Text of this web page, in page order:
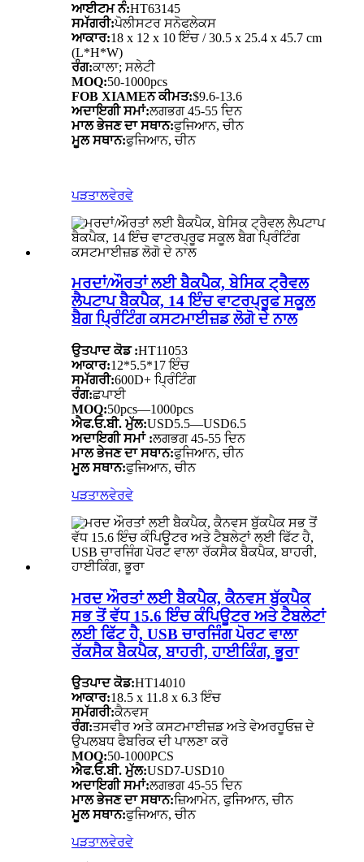
ਆਈਟਮ ਨੰ:HT63145
ਸਮੱਗਰੀ:ਪੋਲੀਸਟਰ ਸਨੋਫਲੇਕਸ
ਆਕਾਰ:18 x 12 x 10 ਇੰਚ / 30.5 x 25.4 x 45.7 cm
(L*H*W)
ਰੰਗ:ਕਾਲਾ; ਸਲੇਟੀ
MOQ:50-1000pcs
FOB XIAMEਨ ਕੀਮਤ:$9.6-13.6
ਅਦਾਇਗੀ ਸਮਾਂ:ਲਗਭਗ 45-55 ਦਿਨ
ਮਾਲ ਭੇਜਣ ਦਾ ਸਥਾਨ:ਫੁਜਿਆਨ, ਚੀਨ
ਮੂਲ ਸਥਾਨ:ਫੁਜਿਆਨ, ਚੀਨ
ਪੜਤਾਲਵੇਰਵੇ
ਮਰਦਾਂ/ਔਰਤਾਂ ਲਈ ਬੈਕਪੈਕ, ਬੇਸਿਕ ਟ੍ਰੈਵਲ
ਲੈਪਟਾਪ ਬੈਕਪੈਕ, 14 ਇੰਚ ਵਾਟਰਪ੍ਰੂਫ ਸਕੂਲ
ਬੈਗ ਪ੍ਰਿੰਟਿੰਗ ਕਸਟਮਾਈਜ਼ਡ ਲੋਗੋ ਦੇ ਨਾਲ
ਉਤਪਾਦ ਕੋਡ :HT11053
ਆਕਾਰ:12*5.5*17 ਇੰਚ
ਸਮੱਗਰੀ:600D+ ਪ੍ਰਿੰਟਿੰਗ
ਰੰਗ:ਛਪਾਈ
MOQ:50pcs—1000pcs
ਐਫ.ਓ.ਬੀ. ਮੁੱਲ:USD5.5—USD6.5
ਅਦਾਇਗੀ ਸਮਾਂ :ਲਗਭਗ 45-55 ਦਿਨ
ਮਾਲ ਭੇਜਣ ਦਾ ਸਥਾਨ:ਫੁਜਿਆਨ, ਚੀਨ
ਮੂਲ ਸਥਾਨ:ਫੁਜਿਆਨ, ਚੀਨ
ਪੜਤਾਲਵੇਰਵੇ
ਮਰਦ ਔਰਤਾਂ ਲਈ ਬੈਕਪੈਕ, ਕੈਨਵਸ ਬੁੱਕਪੈਕ
ਸਭ ਤੋਂ ਵੱਧ 15.6 ਇੰਚ ਕੰਪਿਊਟਰ ਅਤੇ ਟੈਬਲੇਟਾਂ
ਲਈ ਫਿੱਟ ਹੈ, USB ਚਾਰਜਿੰਗ ਪੋਰਟ ਵਾਲਾ
ਰੱਕਸੈਕ ਬੈਕਪੈਕ, ਬਾਹਰੀ, ਹਾਈਕਿੰਗ, ਭੂਰਾ
ਉਤਪਾਦ ਕੋਡ:HT14010
ਆਕਾਰ:18.5 x 11.8 x 6.3 ਇੰਚ
ਸਮੱਗਰੀ:ਕੈਨਵਸ
ਰੰਗ:ਤਸਵੀਰ ਅਤੇ ਕਸਟਮਾਈਜ਼ਡ ਅਤੇ ਵੇਅਰਹੂਓਜ਼ ਦੇ
ਉਪਲਬਧ ਫੈਬਰਿਕ ਦੀ ਪਾਲਣਾ ਕਰੋ
MOQ:50-1000PCS
ਐਫ.ਓ.ਬੀ. ਮੁੱਲ:USD7-USD10
ਅਦਾਇਗੀ ਸਮਾਂ:ਲਗਭਗ 45-55 ਦਿਨ
ਮਾਲ ਭੇਜਣ ਦਾ ਸਥਾਨ:ਜ਼ਿਆਮੇਨ, ਫੁਜਿਆਨ, ਚੀਨ
ਮੂਲ ਸਥਾਨ:ਫੁਜਿਆਨ, ਚੀਨ
ਪੜਤਾਲਵੇਰਵੇ